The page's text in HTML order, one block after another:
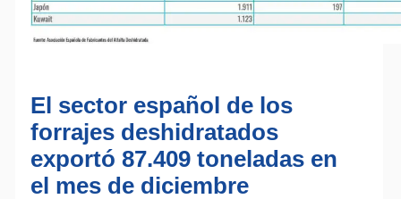
El sector español de los
forrajes deshidratados
exportó 87.409 toneladas en
el mes de diciembre